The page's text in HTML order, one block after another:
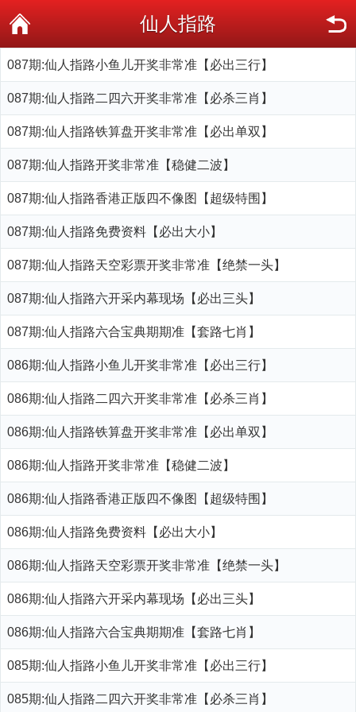
仙人指路
087期:仙人指路小鱼儿开奖非常准【必出三行】
087期:仙人指路二四六开奖非常准【必杀三肖】
087期:仙人指路铁算盘开奖非常准【必出单双】
087期:仙人指路开奖非常准【稳健二波】
087期:仙人指路香港正版四不像图【超级特围】
087期:仙人指路免费资料【必出大小】
087期:仙人指路天空彩票开奖非常准【绝禁一头】
087期:仙人指路六开采内幕现场【必出三头】
087期:仙人指路六合宝典期期准【套路七肖】
086期:仙人指路小鱼儿开奖非常准【必出三行】
086期:仙人指路二四六开奖非常准【必杀三肖】
086期:仙人指路铁算盘开奖非常准【必出单双】
086期:仙人指路开奖非常准【稳健二波】
086期:仙人指路香港正版四不像图【超级特围】
086期:仙人指路免费资料【必出大小】
086期:仙人指路天空彩票开奖非常准【绝禁一头】
086期:仙人指路六开采内幕现场【必出三头】
086期:仙人指路六合宝典期期准【套路七肖】
085期:仙人指路小鱼儿开奖非常准【必出三行】
085期:仙人指路二四六开奖非常准【必杀三肖】